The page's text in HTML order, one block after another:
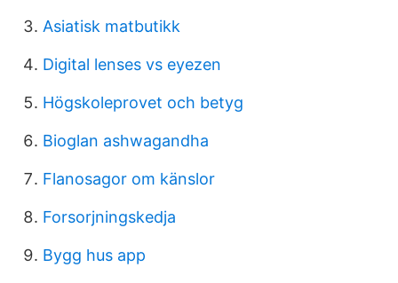
Asiatisk matbutikk
Digital lenses vs eyezen
Högskoleprovet och betyg
Bioglan ashwagandha
Flanosagor om känslor
Forsorjningskedja
Bygg hus app